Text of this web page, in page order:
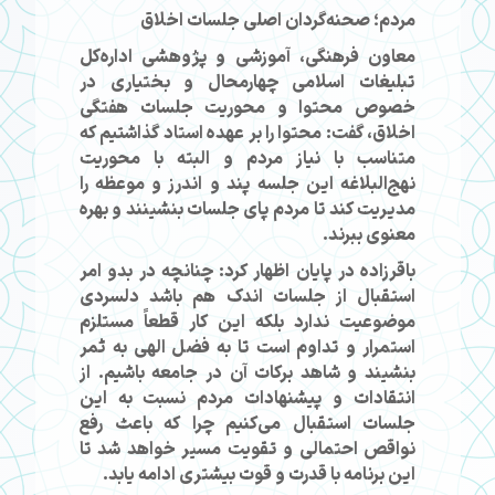
مردم؛ صحنه‌گردان اصلی جلسات اخلاق
معاون فرهنگی، آموزشی و پژوهشی اداره‌کل
تبلیغات اسلامی چهارمحال و بختیاری در
خصوص محتوا و محوریت جلسات هفتگی
اخلاق، گفت: محتوا را بر عهده استاد گذاشتیم که
متناسب با نیاز مردم و البته با محوریت
نهج‌البلاغه این جلسه پند و اندرز و موعظه را
مدیریت کند تا مردم پای جلسات بنشینند و بهره
معنوی ببرند.
باقرزاده در پایان اظهار کرد: چنانچه در بدو امر
استقبال از جلسات اندک هم باشد دلسردی
موضوعیت ندارد بلکه این کار قطعاً مستلزم
استمرار و تداوم است تا به فضل الهی به ثمر
بنشیند و شاهد برکات آن در جامعه باشیم. از
انتقادات و پیشنهادات مردم نسبت به این
جلسات استقبال می‌کنیم چرا که باعث رفع
نواقص احتمالی و تقویت مسیر خواهد شد تا
این برنامه با قدرت و قوت بیشتری ادامه یابد.